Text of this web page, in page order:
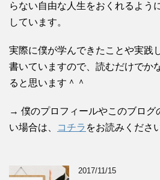
らない自由な人生をおくれるよう
しています。
実際に僕が学んできたことや実践
書いていますので、読むだけでか
ると思います＾＾
→ 僕のプロフィールやこのブログ
い場合は、
コチラ をお読みくださ
2017/11/15